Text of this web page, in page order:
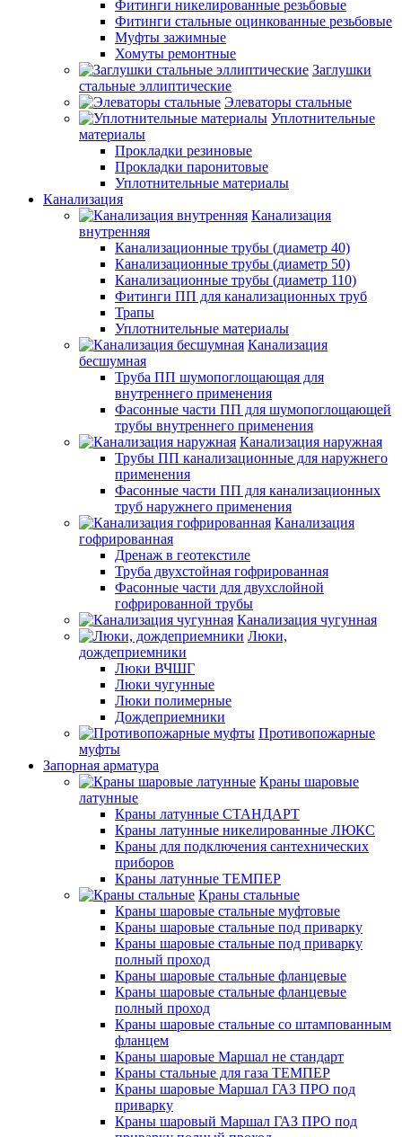
Фитинги никелированные резьбовые
Фитинги стальные оцинкованные резьбовые
Муфты зажимные
Хомуты ремонтные
Заглушки
стальные эллиптические
Элеваторы стальные
Уплотнительные
материалы
Прокладки резиновые
Прокладки паронитовые
Уплотнительные материалы
Канализация
Канализация
внутренняя
Канализационные трубы (диаметр 40)
Канализационные трубы (диаметр 50)
Канализационные трубы (диаметр 110)
Фитинги ПП для канализационных труб
Трапы
Уплотнительные материалы
Канализация
бесшумная
Труба ПП шумопоглощающая для
внутреннего применения
Фасонные части ПП для шумопоглощающей
трубы внутреннего применения
Канализация наружная
Трубы ПП канализационные для наружнего
применения
Фасонные части ПП для канализационных
труб наружнего применения
Канализация
гофрированная
Дренаж в геотекстиле
Труба двухстойная гофрированная
Фасонные части для двухслойной
гофрированной трубы
Канализация чугунная
Люки,
дождеприемники
Люки ВЧШГ
Люки чугунные
Люки полимерные
Дождеприемники
Противопожарные
муфты
Запорная арматура
Краны шаровые
латунные
Краны латунные СТАНДАРТ
Краны латунные никелированные ЛЮКС
Краны для подключения сантехнических
приборов
Краны латунные ТЕМПЕР
Краны стальные
Краны шаровые стальные муфтовые
Краны шаровые стальные под приварку
Краны шаровые стальные под приварку
полный проход
Краны шаровые стальные фланцевые
Краны шаровые стальные фланцевые
полный проход
Краны шаровые стальные со штампованным
фланцем
Краны шаровые Маршал не стандарт
Краны стальные для газа ТЕМПЕР
Краны шаровые Маршал ГАЗ ПРО под
приварку
Краны шаровый Маршал ГАЗ ПРО под